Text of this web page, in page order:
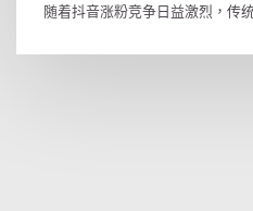
随着抖音涨粉竞争日益激烈，传